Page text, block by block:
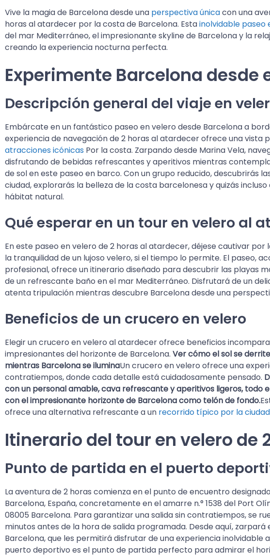
Vive la magia de Barcelona desde una perspectiva únicacon una
horas al atardecer por la costa de Barcelona. Estainolvidable paseo
del mar Mediterráneo, el impresionante skyline de Barcelona y la
creando la experiencia nocturna perfecta.
Experimente Barcelona desde
Descripción general del viaje en
Embárcate en un fantástico paseo en velero desde Barcelona a
experiencia de navegación de 2 horas al atardecer ofrece una vista
atracciones icónicas Por la costa. Zarpando desde Marina Vela,
disfrutando de bebidas refrescantes y aperitivos mientras
de sol en este paseo en barco. Con un grupo reducido, descubrirás
ciudad, explorarás la belleza de la costa barcelonesa y quizás
hábitat natural.
Qué esperar en un tour en velero al
En este paseo en velero de 2 horas al atardecer, déjese cautivar por
la tranquilidad de un lujoso velero, si el tiempo lo permite. El paseo,
profesional, ofrece un itinerario diseñado para descubrir las playas
de un refrescante baño en el mar Mediterráneo. Disfrutará de un
atenta tripulación mientras descubre Barcelona desde una
Beneficios de un crucero en velero
Elegir un crucero en velero al atardecer ofrece beneficios
impresionantes del horizonte de Barcelona. Ver cómo el sol se
mientras Barcelona se iluminaUn crucero en velero ofrece una
contratiempos, donde cada detalle está cuidadosamente pensado.
con un personal amable, cava refrescante y aperitivos ligeros, todo
con el impresionante horizonte de Barcelona como telón de fondo.
ofrece una alternativa refrescante a un recorrido típico por la ciudad
Itinerario del tour en velero de
Punto de partida en el puerto
La aventura de 2 horas comienza en el punto de encuentro
Barcelona, España, concretamente en el amarre n.° 1538 del Port
08005 Barcelona. Para garantizar una salida sin contratiempos, se
minutos antes de la hora de salida programada. Desde aquí,
Barcelona, que les permitirá disfrutar de una experiencia inolvidable
puerto deportivo es el punto de partida perfecto para admirar el